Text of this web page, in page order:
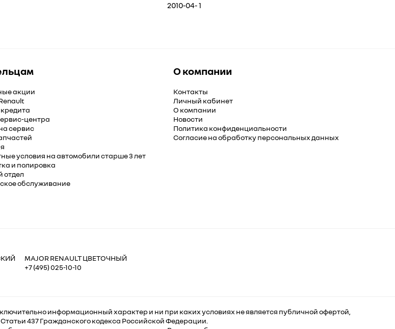
2010-04- 1
акции
центра
сервис
условия на автомобили старше 3 лет
и полировка
отдел
обслуживание
О компании
Контакты
Личный кабинет
О компании
Новости
Политика конфиденциальности
Согласие на обработку персональных данных
MAJOR RENAULT ЦВЕТОЧНЫЙ
+7 (495) 025-10-10
информационный характер и ни при каких условиях не является публичной офертой,
437 Гражданского кодекса Российской Федерации.